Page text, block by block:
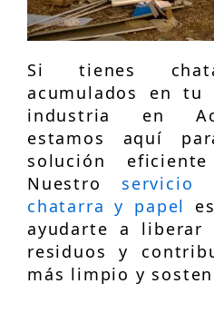
Si tienes
acumulados en tu
industria en
estamos aquí
solución
Nuestro servicio
chatarra y papel
ayudarte a liberar
residuos y
más limpio y